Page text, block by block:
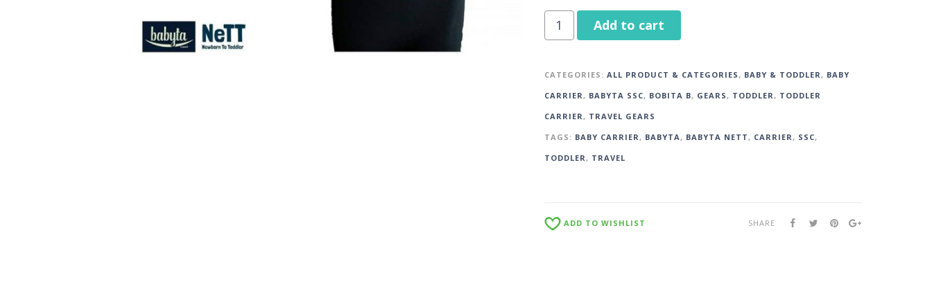
Add to cart
CATEGORIES: ALL PRODUCT & CATEGORIES, BABY & TODDLER, BABY
CARRIER, BABYTA SSC, BOBITA B, GEARS, TODDLER, TODDLER
CARRIER, TRAVEL GEARS
TAGS: BABY CARRIER, BABYTA, BABYTA NETT, CARRIER, SSC,
TODDLER, TRAVEL
ADD TO WISHLIST SHARE